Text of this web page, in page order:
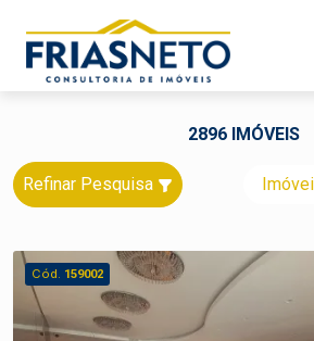
2896 IMÓVEIS
Refinar Pesquisa
Cód. 159002